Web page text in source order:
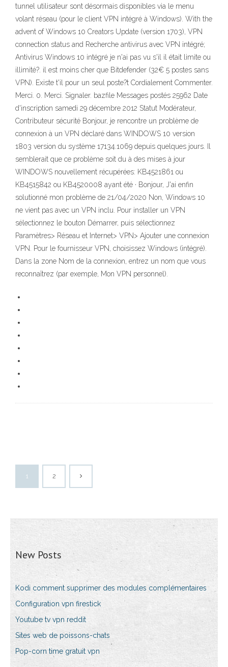
tunnel utilisateur sont désormais disponibles via le menu
volant réseau (pour le client VPN intégré à Windows). With the
advent of Windows 10 Creators Update (version 1703), VPN
connection status and Recherche antivirus avec VPN intégré;
Antivirus Windows 10 intégré je n'ai pas vu s'il il était limite ou
illimité?. il est moins cher que Bitdefender (32€ 5 postes sans
VPN). Existe t'il pour un seul poste?t Cordialement Commenter.
Merci. 0. Merci. Signaler. bazfile Messages postés 25962 Date
d'inscription samedi 29 décembre 2012 Statut Modérateur,
Contributeur sécurité Bonjour, je rencontre un problème de
connexion à un VPN déclaré dans WINDOWS 10 version
1803 version du système 17134.1069 depuis quelques jours. Il
semblerait que ce problème soit du à des mises à jour
WINDOWS nouvellement récupérées: KB4521861 ou
KB4515842 ou KB4520008 ayant été · Bonjour, J'ai enfin
solutionné mon problème de 21/04/2020 Non, Windows 10
ne vient pas avec un VPN inclu. Pour installer un VPN
sélectionnez le bouton Démarrer, puis sélectionnez
Paramètres> Réseau et Internet> VPN> Ajouter une connexion
VPN. Pour le fournisseur VPN, choisissez Windows (intégré).
Dans la zone Nom de la connexion, entrez un nom que vous
reconnaîtrez (par exemple, Mon VPN personnel).
1 2
New Posts
Kodi comment supprimer des modules complémentaires
Configuration vpn firestick
Youtube tv vpn reddit
Sites web de poissons-chats
Pop-corn time gratuit vpn